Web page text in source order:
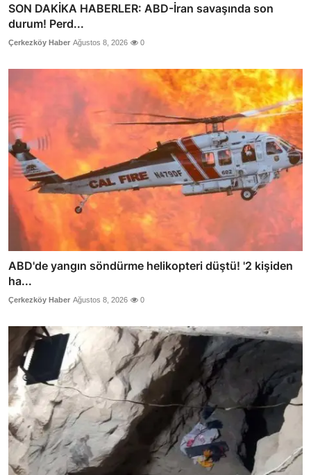
SON DAKİKA HABERLER: ABD-İran savaşında son
durum! Perd...
Çerkezköy Haber Ağustos 8, 2026 0
ABD'de yangın söndürme helikopteri düştü! '2 kişiden
ha...
Çerkezköy Haber Ağustos 8, 2026 0